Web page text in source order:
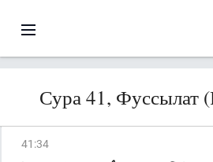
Сура 41, Фуссылат
41 :34